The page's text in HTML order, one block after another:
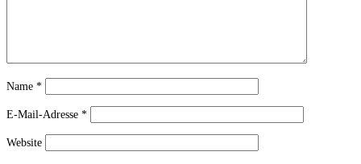
Name *
E-Mail-Adresse *
Website